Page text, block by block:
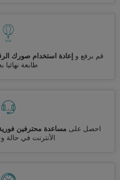
قم برفع و إعادة استخدام صورك
طابعة نهائيا
احصل على مساعدة محترفين
الأنترنت في حالة